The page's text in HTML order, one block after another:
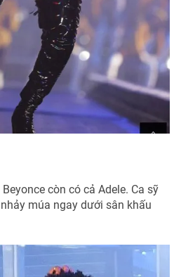
còn có cả Adele. Ca sỹ
múa ngay dưới sân khấu